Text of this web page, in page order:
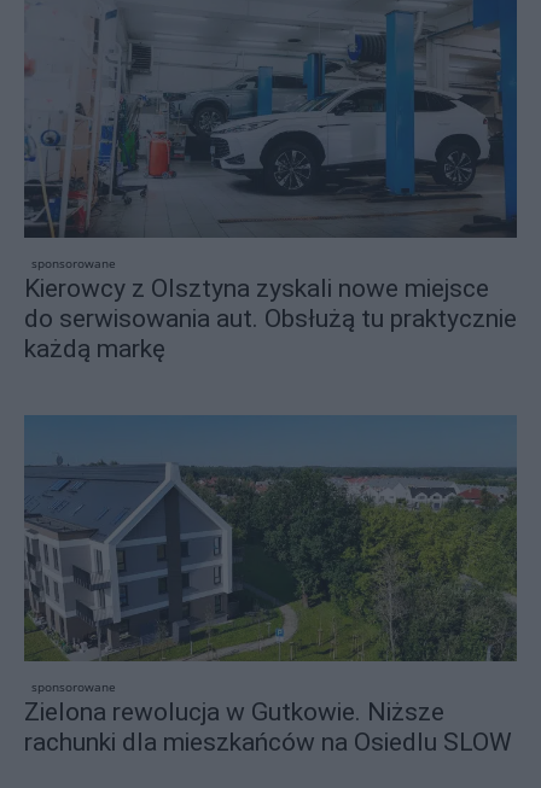
sponsorowane
Kierowcy z Olsztyna zyskali nowe miejsce
do serwisowania aut. Obsłużą tu praktycznie
każdą markę
sponsorowane
Zielona rewolucja w Gutkowie. Niższe
rachunki dla mieszkańców na Osiedlu SLOW